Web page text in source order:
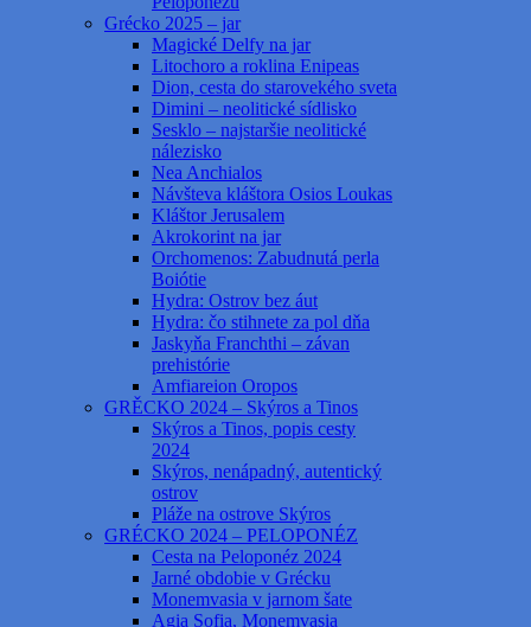
Grécko 2025 – jar
Magické Delfy na jar
Litochoro a roklina Enipeas
Dion, cesta do starovekého sveta
Dimini – neolitické sídlisko
Sesklo – najstaršie neolitické
nálezisko
Nea Anchialos
Návšteva kláštora Osios Loukas
Kláštor Jerusalem
Akrokorint na jar
Orchomenos: Zabudnutá perla
Boiótie
Hydra: Ostrov bez áut
Hydra: čo stihnete za pol dňa
Jaskyňa Franchthi – závan
prehistórie
Amfiareion Oropos
GRĚCKO 2024 – Skýros a Tinos
Skýros a Tinos, popis cesty
2024
Skýros, nenápadný, autentický
ostrov
Pláže na ostrove Skýros
GRÉCKO 2024 – PELOPONÉZ
Cesta na Peloponéz 2024
Jarné obdobie v Grécku
Monemvasia v jarnom šate
Agia Sofia, Monemvasia